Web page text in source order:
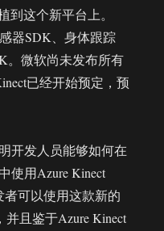
到这个新平台上。
器SDK、身体跟踪
。微软尚未发布所有
已经开始预定，预
开发人员能够如何在
使用Azure Kinect
可以使用这款新的
且鉴于Azure Kinect